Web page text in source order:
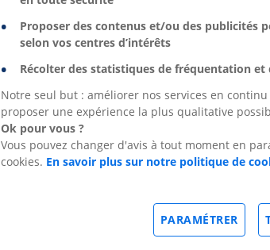
Proposer des contenus et/ou des publicités
selon vos centres d’intérêts
Récolter des statistiques de fréquentation et
Notre seul but : améliorer nos services en
proposer une expérience la plus qualitative
Ok pour vous ?
Vous pouvez changer d'avis à tout moment en
cookies. En savoir plus sur notre politique de
PARAMÉTRER